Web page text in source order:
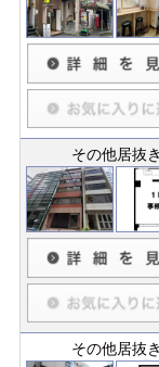
その他居抜き
その他居抜き